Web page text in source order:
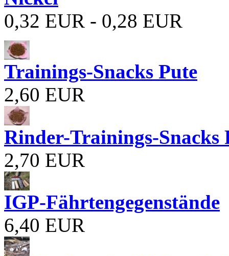
0,32 EUR - 0,28 EUR
Trainings-Snacks Pute
2,60 EUR
Rinder-Trainings-Snacks
2,70 EUR
IGP-Fährtengegenstände
6,40 EUR